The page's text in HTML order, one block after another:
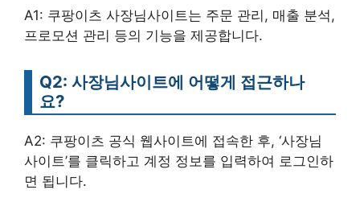
A1: 쿠팡이츠 사장님사이트는 주문 관리, 매출 분석,
프로모션 관리 등의 기능을 제공합니다.
Q2: 사장님사이트에 어떻게 접근하나
요?
A2: 쿠팡이츠 공식 웹사이트에 접속한 후, ‘사장님
사이트’를 클릭하고 계정 정보를 입력하여 로그인하
면 됩니다.